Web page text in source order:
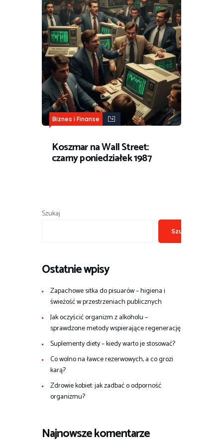
Biznes i Finanse
Koszmar na Wall Street:
czarny poniedziałek 1987
Szukaj
Szukaj
Ostatnie wpisy
Zapachowe sitka do pisuarów – higiena i
świeżość w przestrzeniach publicznych
Jak oczyścić organizm z alkoholu –
sprawdzone metody wspierające regenerację
Suplementy diety – kiedy warto je stosować?
Co wolno na ławce rezerwowych, a co grozi
karą?
Zdrowie kobiet: jak zadbać o odporność
organizmu?
Najnowsze komentarze